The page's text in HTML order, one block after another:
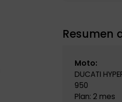
Resumen
Moto:
DUCATI
950
Plan: 2 mes